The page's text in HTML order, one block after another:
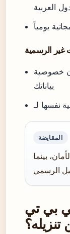
الرسمية
خصوصية
بياناتك
المقايضة
بينما
بي تي